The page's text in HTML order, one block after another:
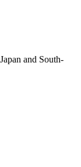
and South-